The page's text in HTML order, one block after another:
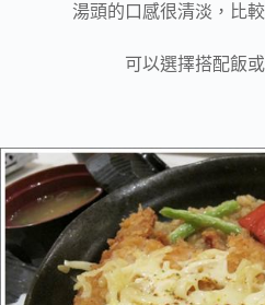
湯頭的口感很清淡，比
可以選擇搭配飯